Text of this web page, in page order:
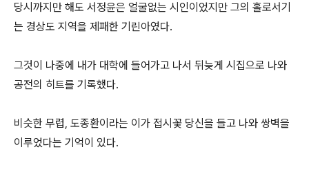
당시까지만 해도 서정윤은 얼굴없는 시인이었지만 그의 홀로서기
는 경상도 지역을 제패한 기린아였다.
그것이 나중에 내가 대학에 들어가고 나서 뒤늦게 시집으로 나와
공전의 히트를 기록했다.
비슷한 무렵, 도종환이라는 이가 접시꽃 당신을 들고 나와 쌍벽을
이루었다는 기억이 있다.